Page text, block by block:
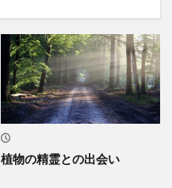
植物の精霊との出会い